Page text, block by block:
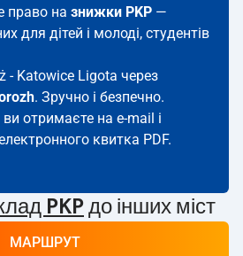
право на знижки PKP —
для дітей і молоді, студентів
- Katowice Ligota через
. Зручно і безпечно.
отримаєте на e-mail і
квитка PDF.
PKP до інших міст
МАРШРУТ